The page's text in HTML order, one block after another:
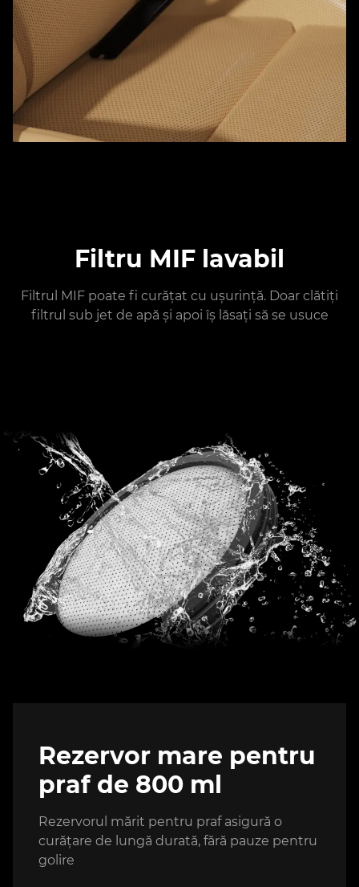
Filtru MIF lavabil
Filtrul MIF poate fi curățat cu ușurință. Doar clătiți
filtrul sub jet de apă și apoi îș lăsați să se usuce
Rezervor mare pentru
praf de 800 ml
Rezervorul mărit pentru praf asigură o
curățare de lungă durată, fără pauze pentru
golire